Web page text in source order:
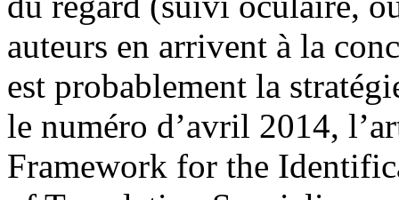
auteurs en arrivent à la
est probablement la
le numéro d’avril 2014,
Framework for the